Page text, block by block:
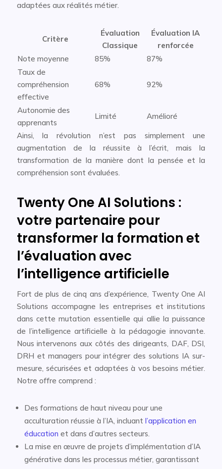
adaptées aux réalités métier.
Critère
Évaluation
Classique
Évaluation IA
renforcée
Note moyenne
85%
87%
Taux de
compréhension
effective
68% 92%
Autonomie des
apprenants
Limité Amélioré
Ainsi, la révolution n’est pas simplement une
augmentation de la réussite à l’écrit, mais la
transformation de la manière dont la pensée et la
compréhension sont évaluées.
Twenty One AI Solutions :
votre partenaire pour
transformer la formation et
l’évaluation avec
l’intelligence artificielle
Fort de plus de cinq ans d’expérience, Twenty One AI
Solutions accompagne les entreprises et institutions
dans cette mutation essentielle qui allie la puissance
de l’intelligence artificielle à la pédagogie innovante.
Nous intervenons aux côtés des dirigeants, DAF, DSI,
DRH et managers pour intégrer des solutions IA sur-
mesure, sécurisées et adaptées à vos besoins métier.
Notre offre comprend :
Des formations de haut niveau pour une
acculturation réussie à l’IA, incluant l’application en
éducation et dans d’autres secteurs.
La mise en œuvre de projets d’implémentation d’IA
générative dans les processus métier, garantissant